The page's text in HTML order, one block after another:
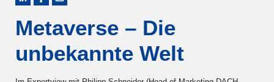
Metaverse – Die
unbekannte Welt